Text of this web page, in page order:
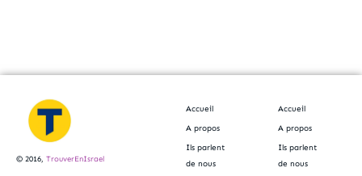
© 2016, TrouverEnIsrael
Accueil
A propos
Ils parlent
de nous
Accueil
A propos
Ils parlent
de nous